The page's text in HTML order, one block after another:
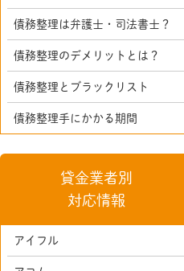
債務整理は弁護士・司法書士？
債務整理のデメリットとは？
債務整理とブラックリスト
債務整理手にかかる期間
貸金業者別
対応情報
アイフル